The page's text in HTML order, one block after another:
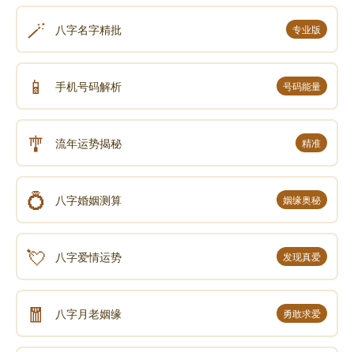
🪄 八字名字精批 专业版
📱 手机号码解析 号码能量
🎐 流年运势揭秘 精准
💍 八字婚姻测算 姻缘奥秘
💘 八字爱情运势 发现真爱
🧧 八字月老姻缘 勇敢求爱